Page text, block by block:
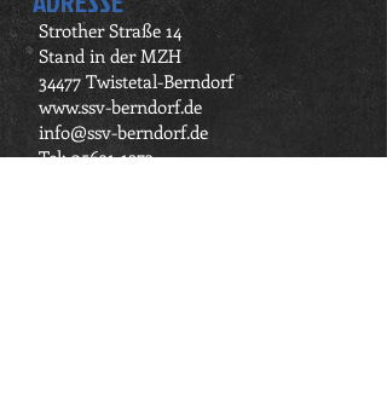
Strother Straße 14
Stand in der MZH
34477 Twistetal-Berndorf
www.ssv-berndorf.de
info@ssv-berndorf.de
Tel:05631-1273